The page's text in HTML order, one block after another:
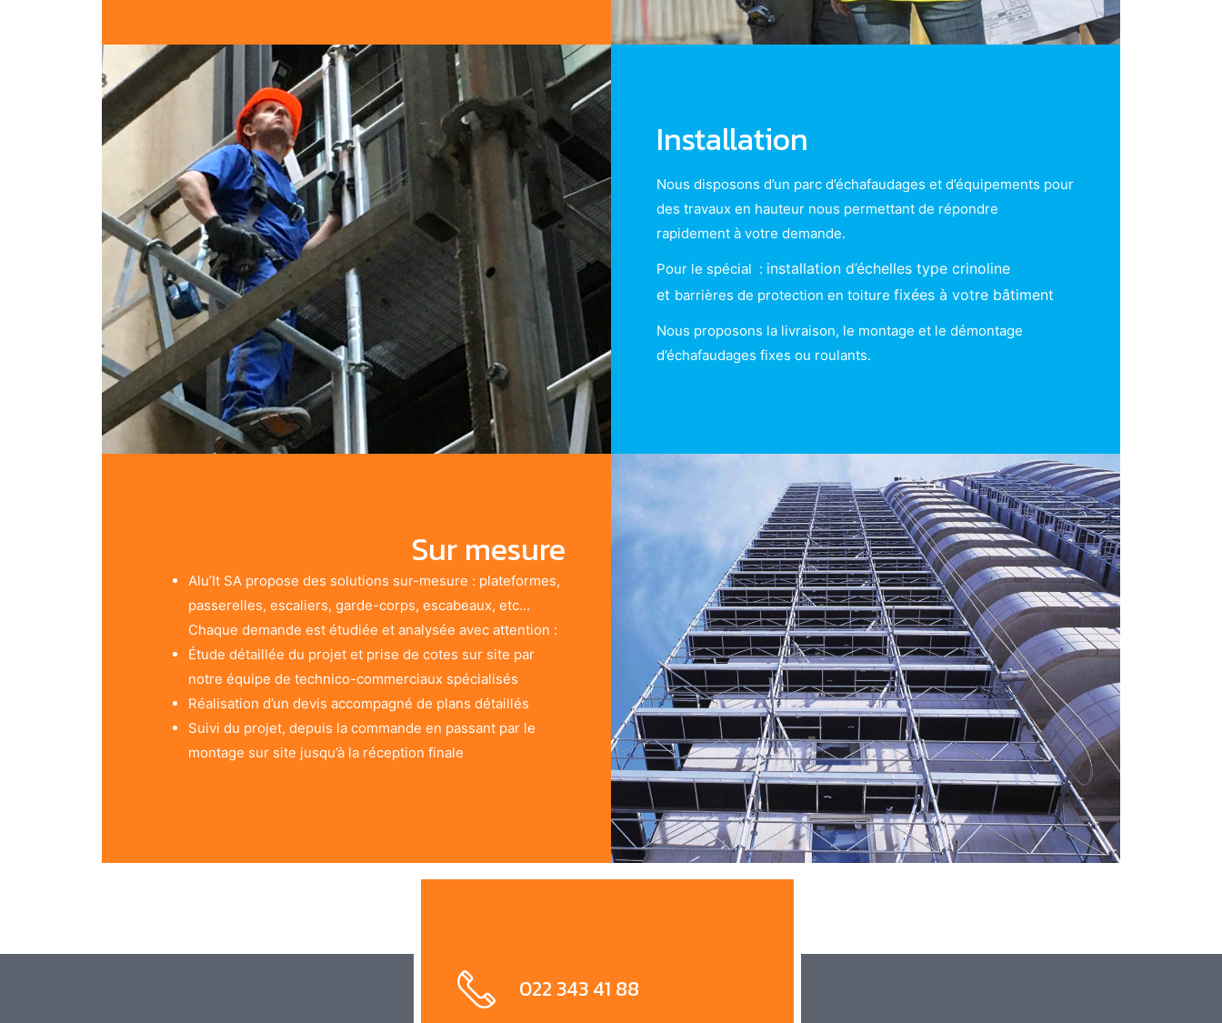
Installation
Nous disposons d’un parc d’échafaudages et d’équipements pour
des travaux en hauteur nous permettant de répondre
rapidement à votre demande.
Pour le spécial : installation d’échelles type crinoline
et barrières de protection en toiture fixées à votre bâtiment
Nous proposons la livraison, le montage et le démontage
d’échafaudages fixes ou roulants.
Sur mesure
Alu’It SA propose des solutions sur-mesure : plateformes,
passerelles, escaliers, garde-corps, escabeaux, etc…
Chaque demande est étudiée et analysée avec attention :
Étude détaillée du projet et prise de cotes sur site par
notre équipe de technico-commerciaux spécialisés
Réalisation d’un devis accompagné de plans détaillés
Suivi du projet, depuis la commande en passant par le
montage sur site jusqu’à la réception finale
022 343 41 88